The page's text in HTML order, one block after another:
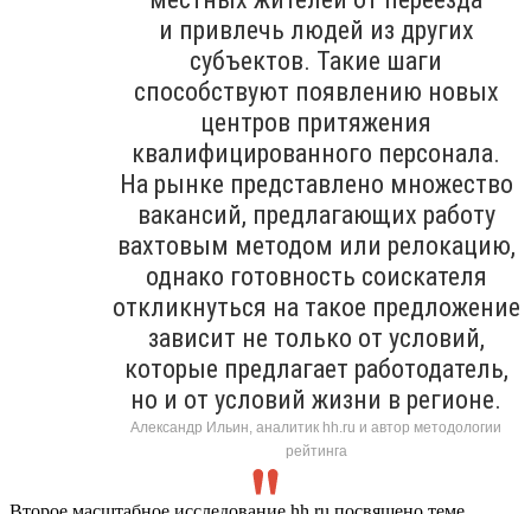
и привлечь людей из других
субъектов. Такие шаги
способствуют появлению новых
центров притяжения
квалифицированного персонала.
На рынке представлено множество
вакансий, предлагающих работу
вахтовым методом или релокацию,
однако готовность соискателя
откликнуться на такое предложение
зависит не только от условий,
которые предлагает работодатель,
но и от условий жизни в регионе.
Александр Ильин, аналитик hh.ru и автор методологии
рейтинга